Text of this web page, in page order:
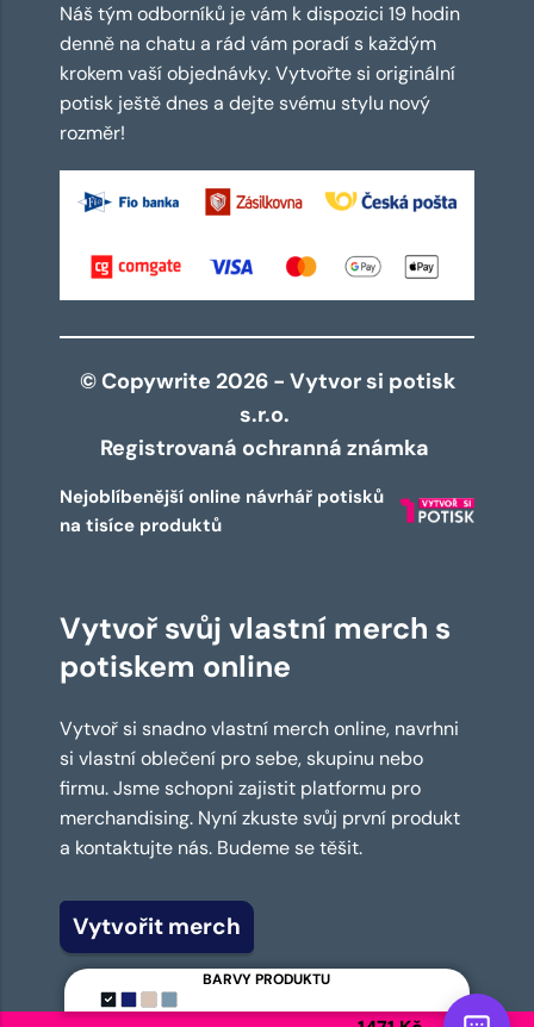
BARVY PRODUKTU
Náš tým odborníků je vám k dispozici 19 hodin
denně na chatu a rád vám poradí s každým
krokem vaší objednávky. Vytvořte si originální
potisk ještě dnes a dejte svému stylu nový
rozměr!
© Copywrite 2026 - Vytvor si potisk
s.r.o.
Registrovaná ochranná známka
Nejoblíbenější online návrhář potisků
na tisíce produktů
Vytvoř svůj vlastní merch s
potiskem online
Vytvoř si snadno vlastní merch online, navrhni
si vlastní oblečení pro sebe, skupinu nebo
firmu. Jsme schopni zajistit platformu pro
merchandising. Nyní zkuste svůj první produkt
a kontaktujte nás. Budeme se těšit.
Vytvořit merch